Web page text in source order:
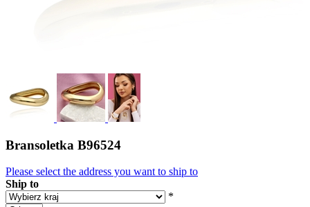
Bransoletka B96524
Please select the address you want to ship to
Ship to
*